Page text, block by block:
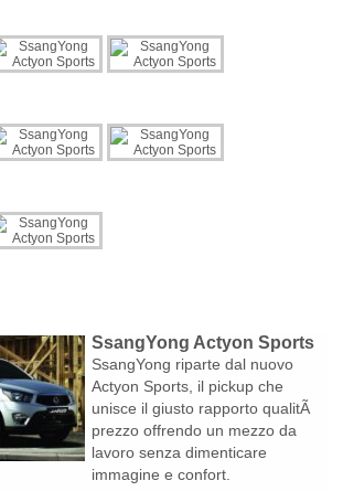
SsangYong Actyon Sports
SsangYong riparte dal nuovo
Actyon Sports, il pickup che
unisce il giusto rapporto qualitÃ
prezzo offrendo un mezzo da
lavoro senza dimenticare
immagine e confort.